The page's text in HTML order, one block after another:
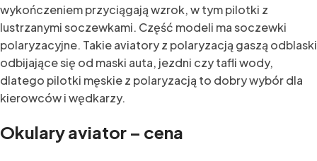
wykończeniem przyciągają wzrok, w tym pilotki z
lustrzanymi soczewkami. Część modeli ma soczewki
polaryzacyjne. Takie aviatory z polaryzacją gaszą odblaski
odbijające się od maski auta, jezdni czy tafli wody,
dlatego pilotki męskie z polaryzacją to dobry wybór dla
kierowców i wędkarzy.
Okulary aviator – cena